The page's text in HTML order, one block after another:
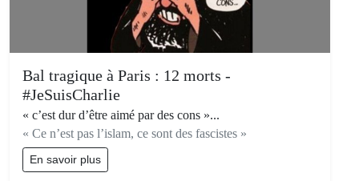
Bal tragique à Paris : 12 morts -
#JeSuisCharlie
« c’est dur d’être aimé par des cons »...
« Ce n’est pas l’islam, ce sont des fascistes »
En savoir plus